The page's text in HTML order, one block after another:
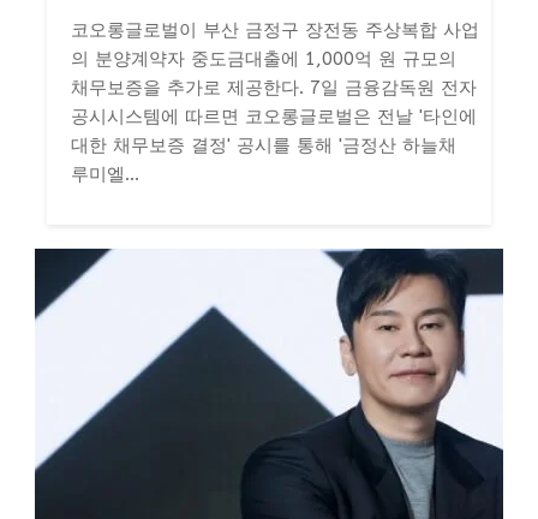
코오롱글로벌이 부산 금정구 장전동 주상복합 사업
의 분양계약자 중도금대출에 1,000억 원 규모의
채무보증을 추가로 제공한다. 7일 금융감독원 전자
공시시스템에 따르면 코오롱글로벌은 전날 '타인에
대한 채무보증 결정' 공시를 통해 '금정산 하늘채
루미엘...